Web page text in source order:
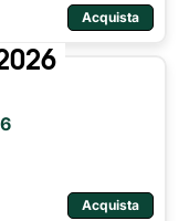
Acquista
Acquista